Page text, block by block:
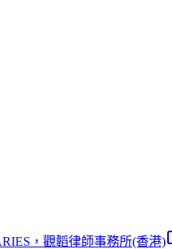
，觀韜律師事務所(香港)